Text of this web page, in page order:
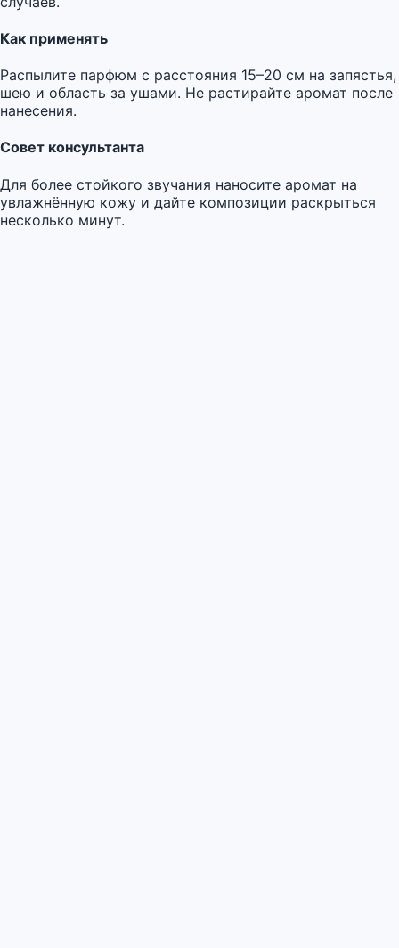
Как применять
Распылите парфюм с расстояния 15–20 см на запястья,
шею и область за ушами. Не растирайте аромат после
нанесения.
Совет консультанта
Для более стойкого звучания наносите аромат на
увлажнённую кожу и дайте композиции раскрыться
несколько минут.